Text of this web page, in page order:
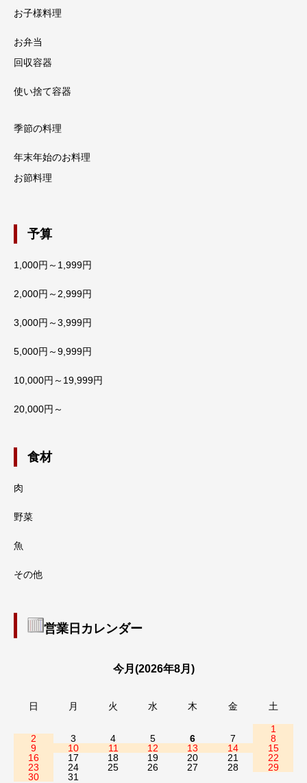
お子様料理
お弁当
回収容器
使い捨て容器
季節の料理
年末年始のお料理
お節料理
予算
1,000円～1,999円
2,000円～2,999円
3,000円～3,999円
5,000円～9,999円
10,000円～19,999円
20,000円～
食材
肉
野菜
魚
その他
営業日カレンダー
今月(2026年8月)
日 月 火 水 木 金 土
1
2
3 4 5 6 7
8
9
10 11 12 13 14
15
16
17 18 19 20 21
22
23
24 25 26 27 28
29
30
31